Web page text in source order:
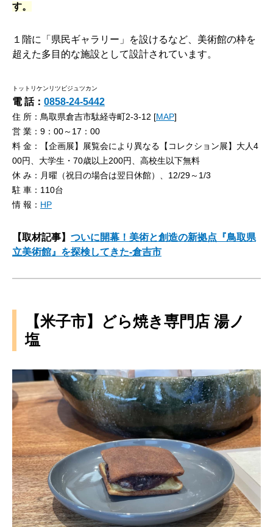
す。
１階に「県民ギャラリー」を設けるなど、美術館の枠を
超えた多目的な施設として設計されています。
トットリケンリツビジュツカン
電 話： 0858-24-5442
住 所：鳥取県倉吉市駄経寺町2-3-12 [MAP]
営 業：9：00～17：00
料 金：【企画展】展覧会により異なる【コレクション展】大人4
00円、大学生・70歳以上200円、高校生以下無料
休 み：月曜（祝日の場合は翌日休館）、12/29～1/3
駐 車：110台
情 報： HP
【取材記事】 ついに開幕！美術と創造の新拠点『鳥取県
立美術館』を探検してきた-倉吉市
【米子市】どら焼き専門店 湯ノ
塩